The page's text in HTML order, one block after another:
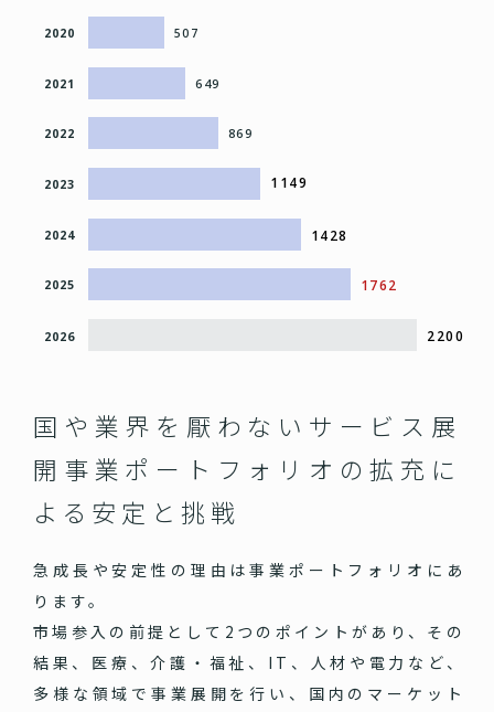
507
2020
649
2021
869
2022
1149
2023
1428
2024
1762
2025
2200
2026
国や業界を厭わないサービス展
開 事業ポートフォリオの拡充に
よる安定と挑戦
急成長や安定性の理由は事業ポートフォリオにあ
ります。
市場参入の前提として2つのポイントがあり、その
結果、医療、介護・福祉、IT、人材や電力など、
多様な領域で事業展開を行い、国内のマーケット